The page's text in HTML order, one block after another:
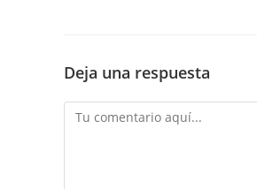
Deja una respuesta